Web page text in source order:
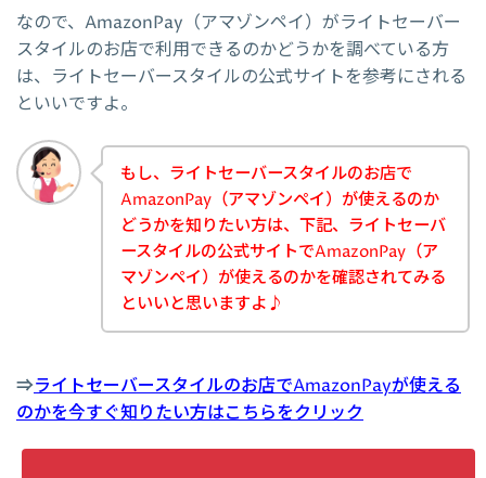
なので、AmazonPay（アマゾンペイ）がライトセーバー
スタイルのお店で利用できるのかどうかを調べている方
は、ライトセーバースタイルの公式サイトを参考にされる
といいですよ。
もし、ライトセーバースタイルのお店で
AmazonPay（アマゾンペイ）が使えるのか
どうかを知りたい方は、下記、ライトセーバ
ースタイルの公式サイトでAmazonPay（ア
マゾンペイ）が使えるのかを確認されてみる
といいと思いますよ♪
⇒ライトセーバースタイルのお店でAmazonPayが使える
のかを今すぐ知りたい方はこちらをクリック